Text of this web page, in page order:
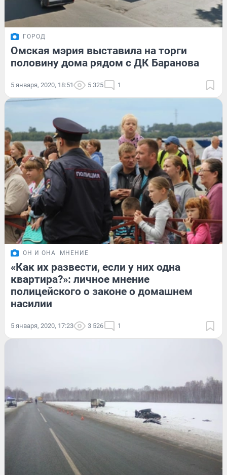
ГОРОД
Омская мэрия выставила на торги
половину дома рядом с ДК Баранова
5 января, 2020, 18:51 5 325 1
ОН И ОНА МНЕНИЕ
«Как их развести, если у них одна
квартира?»: личное мнение
полицейского о законе о домашнем
насилии
5 января, 2020, 17:23 3 526 1